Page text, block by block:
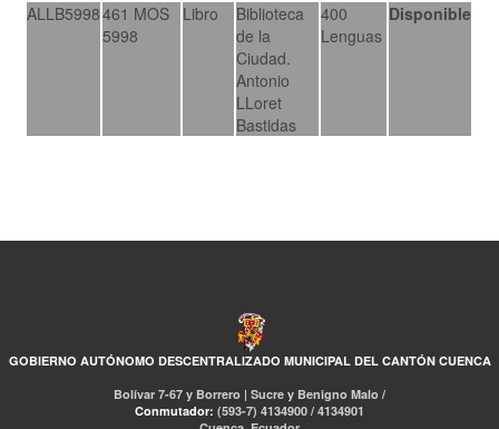
ALLB5998461 MOS
5998
Libro
Biblioteca
de la
Ciudad.
Antonio
LLoret
Bastidas
400
Lenguas
Disponible
GOBIERNO AUTÓNOMO DESCENTRALIZADO MUNICIPAL DEL CANTÓN CUENCA
Bolívar 7-67 y Borrero | Sucre y Benigno Malo /
Conmutador: (593-7) 4134900 / 4134901